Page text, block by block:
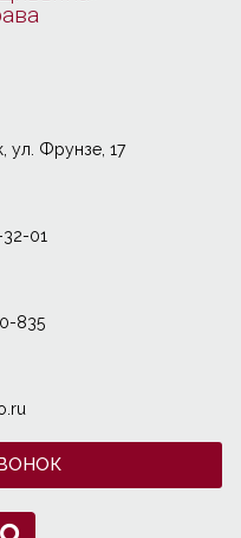
ул. Фрунзе, 17
32-01
835